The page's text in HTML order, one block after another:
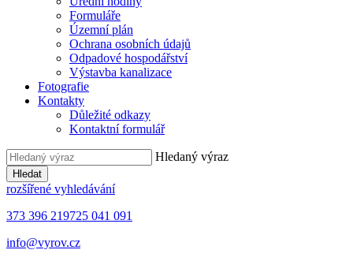
Formuláře
Územní plán
Ochrana osobních údajů
Odpadové hospodářství
Výstavba kanalizace
Fotografie
Kontakty
Důležité odkazy
Kontaktní formulář
Hledaný výraz
Hledat
rozšířené vyhledávání
373 396 219725 041 091
info@vyrov.cz